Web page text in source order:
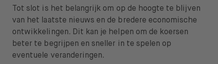
Tot slot is het belangrijk om op de hoogte te blijven
van het laatste nieuws en de bredere economische
ontwikkelingen. Dit kan je helpen om de koersen
beter te begrijpen en sneller in te spelen op
eventuele veranderingen.